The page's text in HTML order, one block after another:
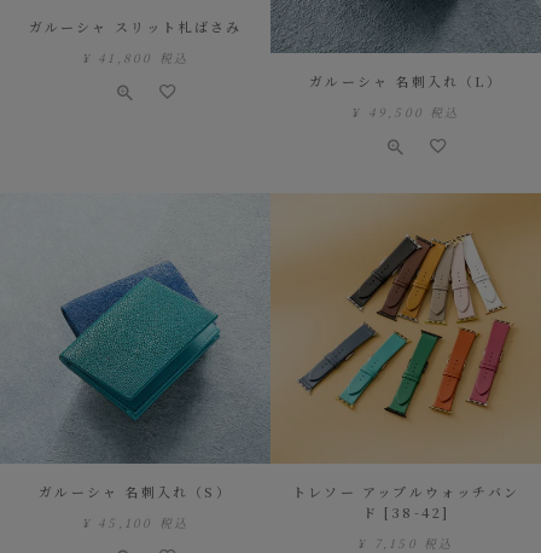
ガルーシャ スリット札ばさみ
¥ 41,800 税込
ガルーシャ 名刺入れ（L）
¥ 49,500 税込
ガルーシャ 名刺入れ（S）
¥ 45,100 税込
トレソー アップルウォッチバン
ド [38-42]
¥ 7,150 税込